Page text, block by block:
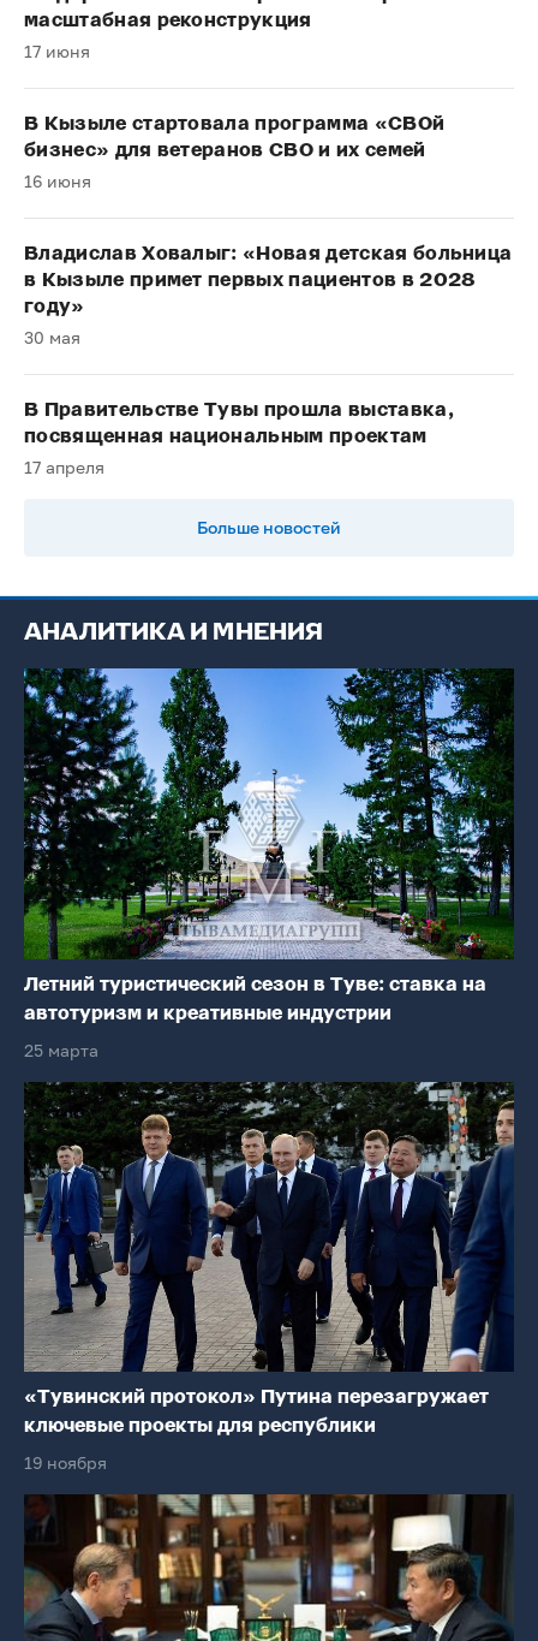
масштабная реконструкция
17 июня
В Кызыле стартовала программа «СВОй
бизнес» для ветеранов СВО и их семей
16 июня
Владислав Ховалыг: «Новая детская больница
в Кызыле примет первых пациентов в 2028
году»
30 мая
В Правительстве Тувы прошла выставка,
посвященная национальным проектам
17 апреля
Больше новостей
АНАЛИТИКА И МНЕНИЯ
Летний туристический сезон в Туве: ставка на
автотуризм и креативные индустрии
25 марта
«Тувинский протокол» Путина перезагружает
ключевые проекты для республики
19 ноября